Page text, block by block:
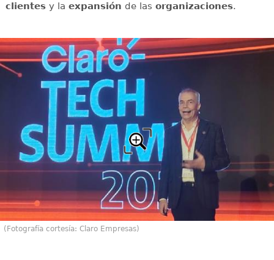
clientesy la expansión de las organizaciones.
(Fotografía cortesía: Claro Empresas)